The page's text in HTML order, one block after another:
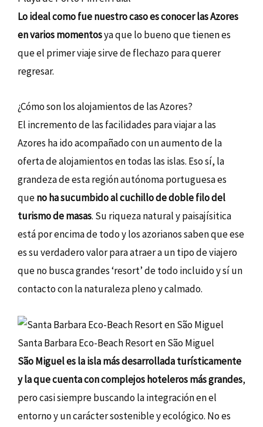
Lo ideal como fue nuestro caso es conocer las Azores
en varios momentosya que lo bueno que tienen es
que el primer viaje sirve de flechazo para querer
regresar.
¿Cómo son los alojamientos de las Azores?
El incremento de las facilidades para viajar a las
Azores ha ido acompañado con un aumento de la
oferta de alojamientos en todas las islas. Eso sí, la
grandeza de esta región autónoma portuguesa es
queno ha sucumbido al cuchillo de doble filo del
turismo de masas. Su riqueza natural y paisajísitica
está por encima de todo y los azorianos saben que ese
es su verdadero valor para atraer a un tipo de viajero
que no busca grandes ‘resort’ de todo incluido y sí un
contacto con la naturaleza pleno y calmado.
Santa Barbara Eco-Beach Resort en São Miguel
São Miguel es la isla más desarrollada turísticamente
y la que cuenta con complejos hoteleros más grandes,
pero casi siempre buscando la integración en el
entorno y un carácter sostenible y ecológico. No es